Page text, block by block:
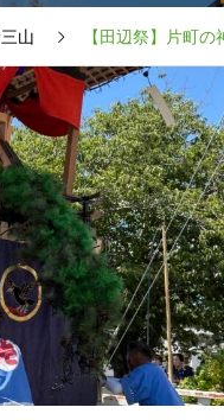
山 【田辺祭】片町